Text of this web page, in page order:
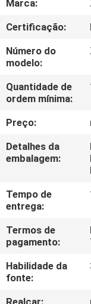
SOBRE
NÓS
EXCURSÃO
DA
FÁBRICA
CONTROLE
DA
NOS
NOTÍCIA
Marca:
Certificação:
Número do
modelo:
Quantidade de
ordem mínima:
Preço:
Detalhes da
embalagem:
Tempo de
entrega:
Termos de
pagamento:
Habilidade da
fonte: